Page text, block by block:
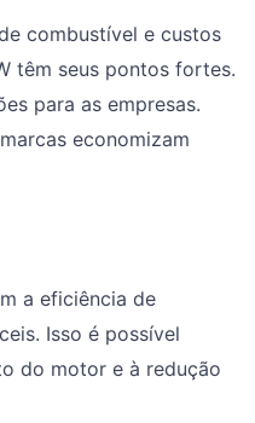
combustível e custos
têm seus pontos fortes.
para as empresas.
economizam
a eficiência de
Isso é possível
do motor e à redução